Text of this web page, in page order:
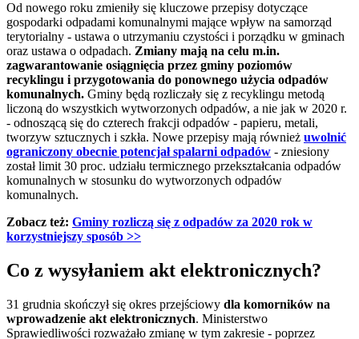
Od nowego roku zmieniły się kluczowe przepisy dotyczące
gospodarki odpadami komunalnymi mające wpływ na samorząd
terytorialny - ustawa o utrzymaniu czystości i porządku w gminach
oraz ustawa o odpadach. Zmiany mają na celu m.in.
zagwarantowanie osiągnięcia przez gminy poziomów
recyklingu i przygotowania do ponownego użycia odpadów
komunalnych. Gminy będą rozliczały się z recyklingu metodą
liczoną do wszystkich wytworzonych odpadów, a nie jak w 2020 r.
- odnoszącą się do czterech frakcji odpadów - papieru, metali,
tworzyw sztucznych i szkła. Nowe przepisy mają również uwolnić
ograniczony obecnie potencjał spalarni odpadów - zniesiony
został limit 30 proc. udziału termicznego przekształcania odpadów
komunalnych w stosunku do wytworzonych odpadów
komunalnych.
Zobacz też: Gminy rozliczą się z odpadów za 2020 rok w
korzystniejszy sposób >>
Co z wysyłaniem akt elektronicznych?
31 grudnia skończył się okres przejściowy dla komorników na
wprowadzenie akt elektronicznych. Ministerstwo
Sprawiedliwości rozważało zmianę w tym zakresie - poprzez